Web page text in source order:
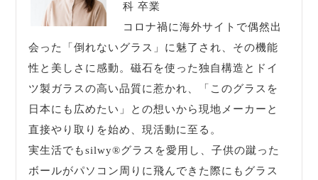
科 卒業
コロナ禍に海外サイトで偶然出
会った「倒れないグラス」に魅了され、その機能
性と美しさに感動。磁石を使った独自構造とドイ
ツ製ガラスの高い品質に惹かれ、「このグラスを
日本にも広めたい」との想いから現地メーカーと
直接やり取りを始め、現活動に至る。
実生活でもsilwy®グラスを愛用し、子供の蹴った
ボールがパソコン周りに飛んできた際にもグラス